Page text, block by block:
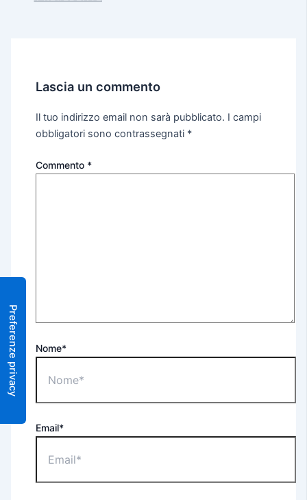
Lascia un commento
Il tuo indirizzo email non sarà pubblicato. I campi
obbligatori sono contrassegnati *
Commento *
Nome*
Email*